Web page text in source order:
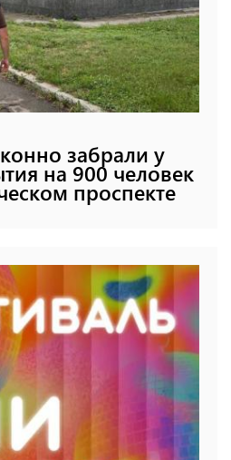
забрали у
на 900 человек
проспекте